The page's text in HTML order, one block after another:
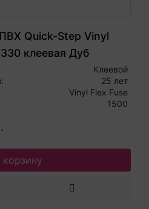
Quick-Step Vinyl
клеевая Дуб
Клеевой
25 лет
Vinyl Flex Fuse
1500
корзину